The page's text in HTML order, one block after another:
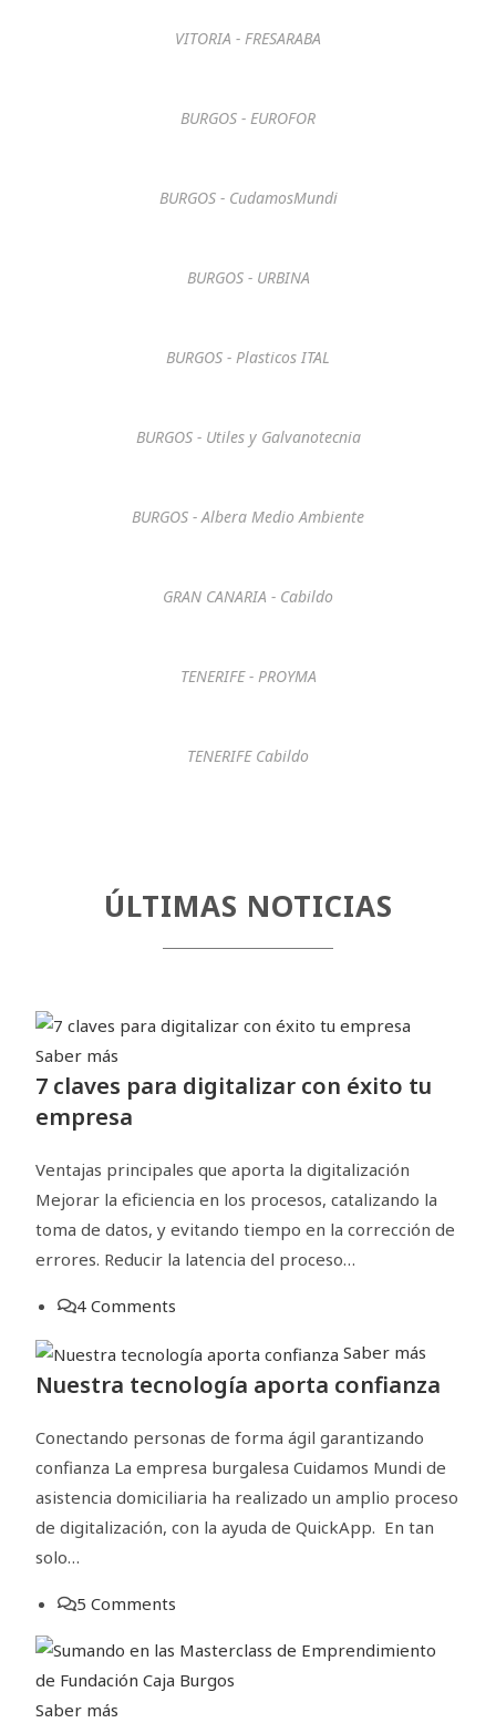
VITORIA - FRESARABA
BURGOS - EUROFOR
BURGOS - CudamosMundi
BURGOS - URBINA
BURGOS - Plasticos ITAL
BURGOS - Utiles y Galvanotecnia
BURGOS - Albera Medio Ambiente
GRAN CANARIA - Cabildo
TENERIFE - PROYMA
TENERIFE Cabildo
ÚLTIMAS NOTICIAS
Saber más
7 claves para digitalizar con éxito tu
empresa
Ventajas principales que aporta la digitalización
Mejorar la eficiencia en los procesos, catalizando la
toma de datos, y evitando tiempo en la corrección de
errores. Reducir la latencia del proceso…
4 Comments
Saber más
Nuestra tecnología aporta confianza
Conectando personas de forma ágil garantizando
confianza La empresa burgalesa Cuidamos Mundi de
asistencia domiciliaria ha realizado un amplio proceso
de digitalización, con la ayuda de QuickApp. En tan
solo…
5 Comments
Saber más